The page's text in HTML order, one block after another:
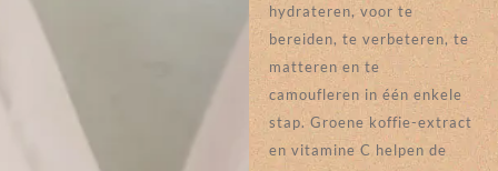
hydrateren, voor te
bereiden, te verbeteren, te
matteren en te
camoufleren in één enkele
stap. Groene koffie-extract
en vitamine C helpen de